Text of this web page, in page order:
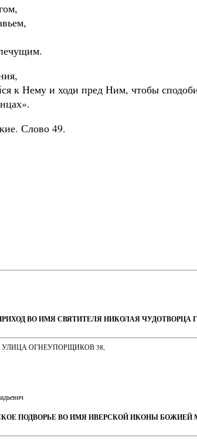
к Нему и ходи пред Ним, чтобы
Слово 49.
ВО ИМЯ СВЯТИТЕЛЯ НИКОЛАЯ
УЛИЦА ОГНЕУПОРЩИКОВ 38,
ПОДВОРЬЕ ВО ИМЯ ИВЕРСКОЙ ИКОНЫ